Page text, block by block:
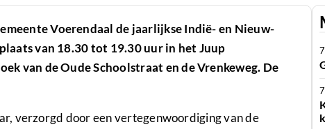
Voerendaal de jaarlijkse Indië- en Nieuw-
van 18.30 tot 19.30 uur in het Juup
van de Oude Schoolstraat en de Vrenkeweg. De
verzorgd door een vertegenwoordiging van de